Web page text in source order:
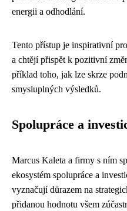
energii a odhodlání.
Tento přístup je inspirativní
a chtějí přispět k pozitivní
příklad toho, jak lze skrze
smysluplných výsledků.
Spolupráce a
Marcus Kaleta a firmy s ním
ekosystém spolupráce a
vyznačují důrazem na
přidanou hodnotu všem